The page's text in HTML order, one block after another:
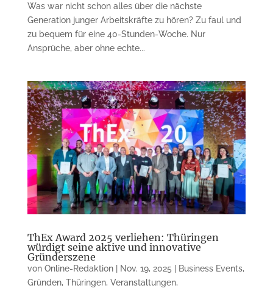
Was war nicht schon alles über die nächste
Generation junger Arbeitskräfte zu hören? Zu faul und
zu bequem für eine 40-Stunden-Woche. Nur
Ansprüche, aber ohne echte...
ThEx Award 2025 verliehen: Thüringen
würdigt seine aktive und innovative
Gründerszene
von Online-Redaktion| Nov. 19, 2025 Business Events,
Gründen, Thüringen, Veranstaltungen,